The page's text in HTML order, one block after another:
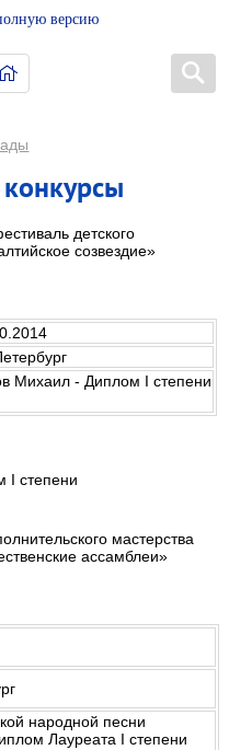
версию
детского
созвездие»
Михаил - Диплом I степени
мастерства
ассамблеи»
народной песни
Лауреата I степени